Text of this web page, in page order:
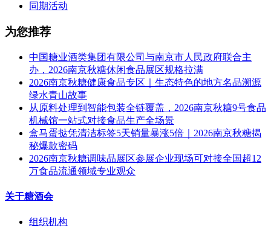
同期活动
为您推荐
中国糖业酒类集团有限公司与南京市人民政府联合主
办，2026南京秋糖休闲食品展区规格拉满
2026南京秋糖健康食品专区｜生态特色的地方名品溯源
绿水青山故事
从原料处理到智能包装全链覆盖，2026南京秋糖9号食品
机械馆一站式对接食品生产全场景
盒马蛋挞凭清洁标签5天销量暴涨5倍｜2026南京秋糖揭
秘爆款密码
2026南京秋糖调味品展区参展企业现场可对接全国超12
万食品流通领域专业观众
关于糖酒会
组织机构